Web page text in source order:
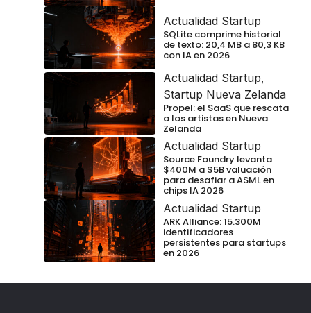
Actualidad Startup
SQLite comprime historial
de texto: 20,4 MB a 80,3 KB
con IA en 2026
Actualidad Startup,
Startup Nueva Zelanda
Propel: el SaaS que rescata
a los artistas en Nueva
Zelanda
Actualidad Startup
Source Foundry levanta
$400M a $5B valuación
para desafiar a ASML en
chips IA 2026
Actualidad Startup
ARK Alliance: 15.300M
identificadores
persistentes para startups
en 2026